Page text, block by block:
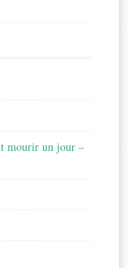
mourir un jour –